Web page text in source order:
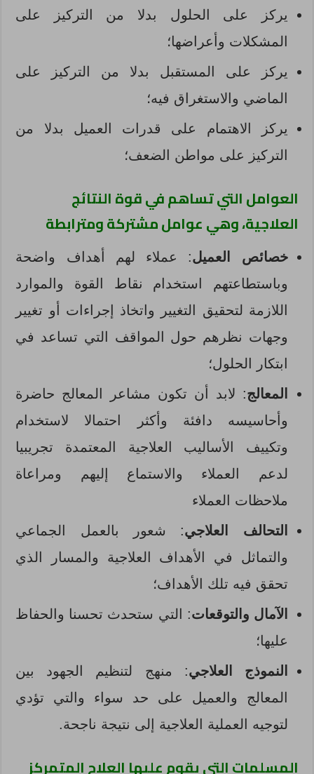
يركز على الحلول بدلا من التركيز على
المشكلات وأعراضها؛
يركز على المستقبل بدلا من التركيز على
الماضي والاستغراق فيه؛
يركز الاهتمام على قدرات العميل بدلا من
التركيز على مواطن الضعف؛
العوامل التي تساهم في قوة النتائج
العلاجية، وهي عوامل مشتركة ومترابطة
خصائص العميل: عملاء لهم أهداف واضحة
وباستطاعتهم استخدام نقاط القوة والموارد
اللازمة لتحقيق التغيير واتخاذ إجراءات أو تغيير
وجهات نظرهم حول المواقف التي تساعد في
ابتكار الحلول؛
المعالج: لابد أن تكون مشاعر المعالج حاضرة
وأحاسيسه دافئة وأكثر احتمالا لاستخدام
وتكييف الأساليب العلاجية المعتمدة تجريبيا
لدعم العملاء والاستماع إليهم ومراعاة
ملاحظات العملاء
التحالف العلاجي: شعور بالعمل الجماعي
والتماثل في الأهداف العلاجية والمسار الذي
تحقق فيه تلك الأهداف؛
الآمال والتوقعات: التي ستحدث تحسنا والحفاظ
عليها؛
النموذج العلاجي: منهج لتنظيم الجهود بين
المعالج والعميل على حد سواء والتي تؤدي
لتوجيه العملية العلاجية إلى نتيجة ناجحة.
المسلمات التي يقوم عليها العلاج المتمركز